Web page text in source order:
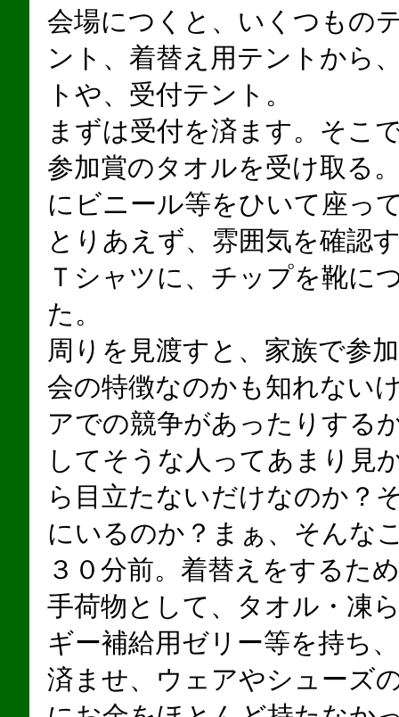
会場につくと、いくつもの
ント、着替え用テントから
トや、受付テント。
まずは受付を済ます。そこ
参加賞のタオルを受け取る
にビニール等をひいて座っ
とりあえず、雰囲気を確認
Ｔシャツに、チップを靴に
た。
周りを見渡すと、家族で参
会の特徴なのかも知れない
アでの競争があったりする
してそうな人ってあまり見
ら目立たないだけなのか？
にいるのか？まぁ、そんな
３０分前。着替えをするた
手荷物として、タオル・凍
ギー補給用ゼリー等を持ち
済ませ、ウェアやシューズ